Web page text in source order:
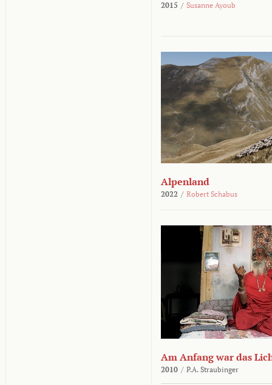
2015 / Susanne Ayoub
Alpenland
2022 / Robert Schabus
Am Anfang war das
2010 / P.A. Straubinger